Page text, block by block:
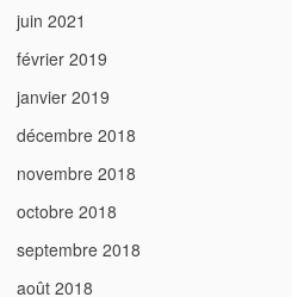
juin 2021
février 2019
janvier 2019
décembre 2018
novembre 2018
octobre 2018
septembre 2018
août 2018